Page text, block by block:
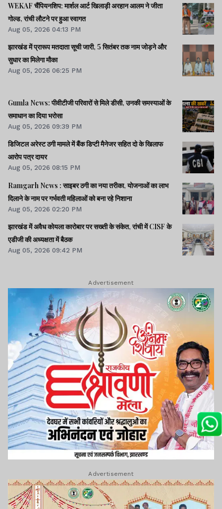
WEKAF चैंपियनशिप: मार्शल आर्ट खिलाड़ी अरहान आलम ने जीता
गोल्ड, रांची लौटने पर हुआ स्वागत
Aug 05, 2026 04:13 PM
झारखंड में प्रारूप मतदाता सूची जारी, 5 सितंबर तक नाम जोड़ने और
सुधार का मिलेगा मौका
Aug 05, 2026 06:25 PM
Gumla News: पीवीटीजी परिवारों से मिले डीसी, उनकी समस्याओं के
समाधान का दिया भरोसा
Aug 05, 2026 09:39 PM
डिजिटल अरेस्ट ठगी मामले में बैंक डिप्टी मैनेजर सहित दो के खिलाफ
आरोप पत्र दायर
Aug 05, 2026 08:15 PM
Ramgarh News : साइबर ठगी का नया तरीका, योजनाओं का लाभ
दिलाने के नाम पर गर्भवती महिलाओं को बना रहे निशाना
Aug 05, 2026 02:20 PM
झारखंड में अवैध कोयला कारोबार पर सख्ती के संकेत, रांची में CISF के
एडीजी की अध्यक्षता में बैठक
Aug 05, 2026 09:42 PM
Advertisement
Advertisement